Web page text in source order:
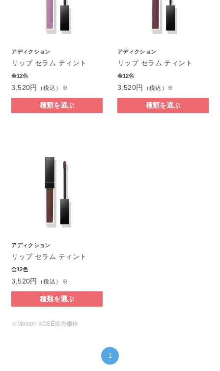
アディクション
リップ セラム ティント
全12色
3,520円 （税込）※
種類を選ぶ
アディクション
リップ セラム ティント
全12色
3,520円 （税込）※
種類を選ぶ
アディクション
リップ セラム ティント
全12色
3,520円 （税込）※
種類を選ぶ
※Maison KOSÉ販売価格
1